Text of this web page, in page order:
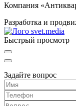
Компания
Разработка и
Быстрый просмотр
Задайте вопрос